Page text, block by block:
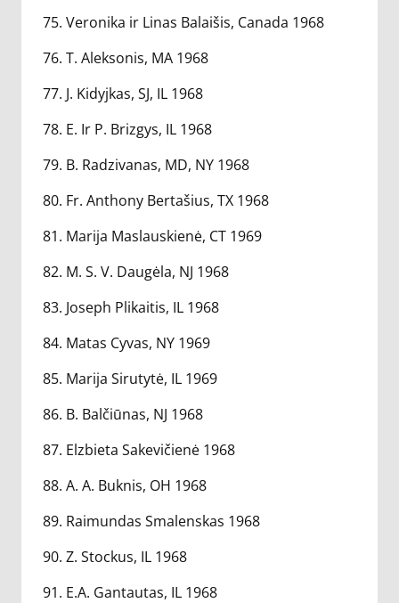
75. Veronika ir Linas Balaišis, Canada 1968
76. T. Aleksonis, MA 1968
77. J. Kidyjkas, SJ, IL 1968
78. E. Ir P. Brizgys, IL 1968
79. B. Radzivanas, MD, NY 1968
80. Fr. Anthony Bertašius, TX 1968
81. Marija Maslauskienė, CT 1969
82. M. S. V. Daugėla, NJ 1968
83. Joseph Plikaitis, IL 1968
84. Matas Cyvas, NY 1969
85. Marija Sirutytė, IL 1969
86. B. Balčiūnas, NJ 1968
87. Elzbieta Sakevičienė 1968
88. A. A. Buknis, OH 1968
89. Raimundas Smalenskas 1968
90. Z. Stockus, IL 1968
91. E.A. Gantautas, IL 1968